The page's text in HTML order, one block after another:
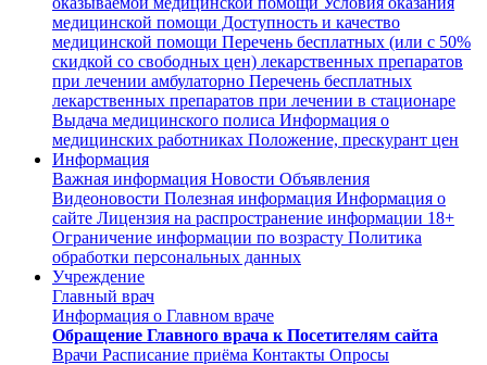
медицинской помощи Доступность и качество
медицинской помощи Перечень бесплатных (или с 50%
скидкой со свободных цен) лекарственных препаратов
при лечении амбулаторно Перечень бесплатных
лекарственных препаратов при лечении в стационаре
Выдача медицинского полиса Информация о
медицинских работниках Положение, прескурант цен
Информация
Важная информация Новости Объявления
Видеоновости Полезная информация Информация о
сайте Лицензия на распространение информации 18+
Ограничение информации по возрасту Политика
обработки персональных данных
Учреждение
Главный врач
Информация о Главном враче
Обращение Главного врача к Посетителям сайта
Врачи Расписание приёма Контакты Опросы